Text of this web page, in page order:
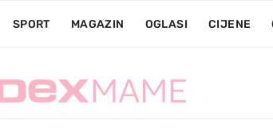
SPORT MAGAZIN OGLASI CIJENE